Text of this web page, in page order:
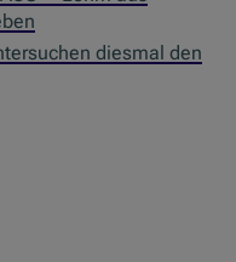
diesmal den